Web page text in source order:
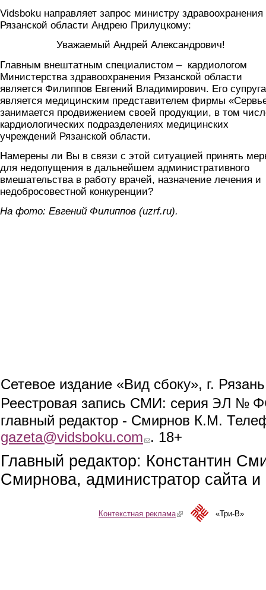
Vidsboku направляет запрос министру здравоохранения
Рязанской области Андрею Прилуцкому:
Уважаемый Андрей Александрович!
Главным внештатным специалистом – кардиологом
Министерства здравоохранения Рязанской области
является Филиппов Евгений Владимирович. Его супруга
является медицинским представителем фирмы
занимается продвижением своей продукции, в том
кардиологических подразделениях медицинских
учреждений Рязанской области.
Намерены ли Вы в связи с этой ситуацией принять
для недопущения в дальнейшем административного
вмешательства в работу врачей, назначение лечения и
недобросовестной конкуренции?
На фото: Евгений Филиппов (uzrf.ru).
Сетевое издание «Вид сбоку», г.
Реестровая запись СМИ: серия ЭЛ №
главный редактор - Смирнов К.М.
gazeta@vidsboku.com (link sends e-mail)
. 18+
Главный редактор: Константин
Смирнова, администратор сайта
Контекстная реклама(link is external)«Три-В»